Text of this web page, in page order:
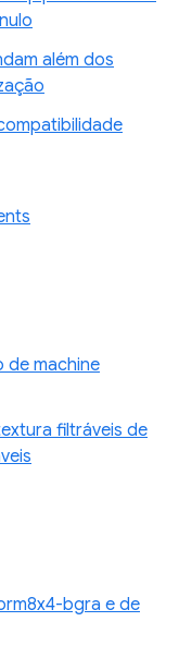
além dos
de machine
filtráveis de
bgra e de